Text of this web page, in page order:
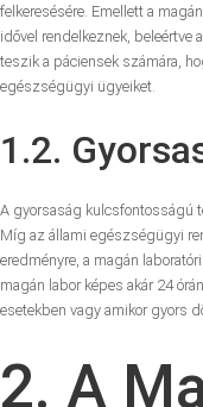
felkeresésére. Emellett a
idővel rendelkeznek, beleértve
teszik a páciensek számára,
egészségügyi ügyeiket.
1.2.
A gyorsaság kulcsfontosságú
Míg az állami egészségügyi
eredményre, a magán
magán labor képes akár 24
esetekben vagy amikor gyors
2. A